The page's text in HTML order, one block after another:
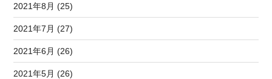
2021年8月 (25)
2021年7月 (27)
2021年6月 (26)
2021年5月 (26)